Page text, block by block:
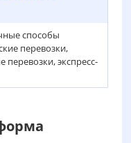
способы
перевозки,
экспресс-